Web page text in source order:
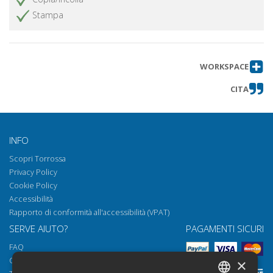
private in galleria, in tagliata e in
trincea di Surrentum
Ottieni articolo
Ottieni articolo
Ottieni articolo
sull'Appia antica a Fondi
Santuari, ville e mausolei sul percorso
della via Appia al valico degli Aurunci
Abbreviazioni
Stampa
WORKSPACE
CITA
INFO
Scopri Torrossa
Privacy Policy
Cookie Policy
Accessibilità
Rapporto di conformità all'accessibilità (VPAT)
SERVE AIUTO?
FAQ
Come aprire i nostri documenti
PAGAMENTI SICURI
×